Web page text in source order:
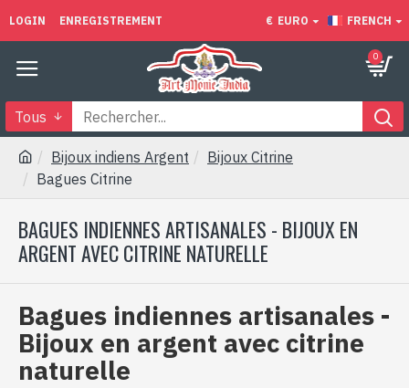
LOGIN ENREGISTREMENT € EURO FRENCH
0
Tous
Bijoux indiens Argent
Bijoux Citrine
Bagues Citrine
BAGUES INDIENNES ARTISANALES - BIJOUX EN
ARGENT AVEC CITRINE NATURELLE
Bagues indiennes artisanales -
Bijoux en argent avec citrine
naturelle